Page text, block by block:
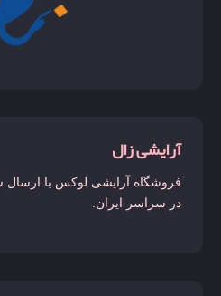
آرایشی زال
فروشگاه آرایشی لوکس با ارسال
در سراسر ایران.